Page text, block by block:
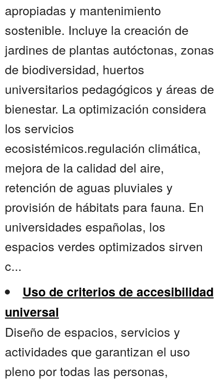
apropiadas y mantenimiento
sostenible. Incluye la creación de
jardines de plantas autóctonas, zonas
de biodiversidad, huertos
universitarios pedagógicos y áreas de
bienestar. La optimización considera
los servicios
ecosistémicos.regulación climática,
mejora de la calidad del aire,
retención de aguas pluviales y
provisión de hábitats para fauna. En
universidades españolas, los
espacios verdes optimizados sirven
c...
Uso de criterios de accesibilidad
universal
Diseño de espacios, servicios y
actividades que garantizan el uso
pleno por todas las personas,